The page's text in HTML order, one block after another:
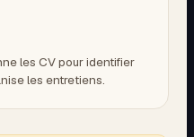
les CV pour identifier
les entretiens.